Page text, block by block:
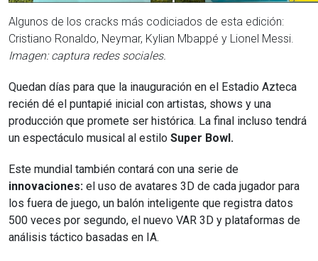
Algunos de los cracks más codiciados de esta edición:
Cristiano Ronaldo, Neymar, Kylian Mbappé y Lionel Messi.
Imagen: captura redes sociales.
Quedan días para que la inauguración en el Estadio Azteca
recién dé el puntapié inicial con artistas, shows y una
producción que promete ser histórica. La final incluso tendrá
un espectáculo musical al estilo Super Bowl.
Este mundial también contará con una serie de
innovaciones: el uso de avatares 3D de cada jugador para
los fuera de juego, un balón inteligente que registra datos
500 veces por segundo, el nuevo VAR 3D y plataformas de
análisis táctico basadas en IA.